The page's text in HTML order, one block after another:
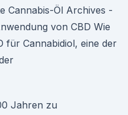
Cannabis-Öl Archives -
von CBD Wie
für Cannabidiol, eine der
Jahren zu